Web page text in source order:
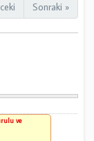
Sonraki »
ve